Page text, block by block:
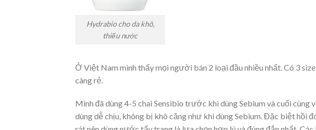
Hydrabio cho da khô,
thiếu nước
Ở Việt Nam mình thấy mọi người bán 2 loại đầu nhiều nhất. Có 3
càng rẻ.
Mình đã dùng 4-5 chai Sensibio trước khi dùng Sebium và cuối cùng
dùng dễ chịu, không bị khô căng như khi dùng Sebium. Đặc biệt hồi